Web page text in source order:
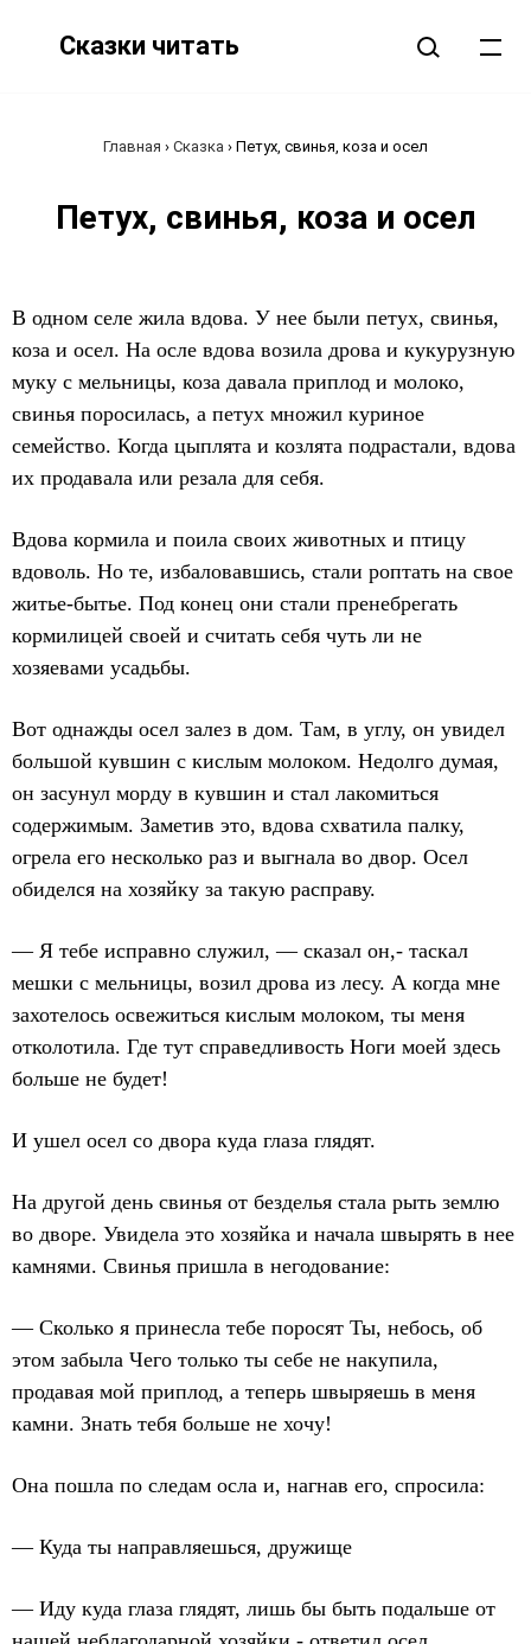
Сказки читать
Главная › Сказка › Петух, свинья, коза и осел
Петух, свинья, коза и осел
В одном селе жила вдова. У нее были петух, свинья,
коза и осел. На осле вдова возила дрова и кукурузную
муку с мельницы, коза давала приплод и молоко,
свинья поросилась, а петух множил куриное
семейство. Когда цыплята и козлята подрастали, вдова
их продавала или резала для себя.
Вдова кормила и поила своих животных и птицу
вдоволь. Но те, избаловавшись, стали роптать на свое
житье-бытье. Под конец они стали пренебрегать
кормилицей своей и считать себя чуть ли не
хозяевами усадьбы.
Вот однажды осел залез в дом. Там, в углу, он увидел
большой кувшин с кислым молоком. Недолго думая,
он засунул морду в кувшин и стал лакомиться
содержимым. Заметив это, вдова схватила палку,
огрела его несколько раз и выгнала во двор. Осел
обиделся на хозяйку за такую расправу.
— Я тебе исправно служил, — сказал он,- таскал
мешки с мельницы, возил дрова из лесу. А когда мне
захотелось освежиться кислым молоком, ты меня
отколотила. Где тут справедливость Ноги моей здесь
больше не будет!
И ушел осел со двора куда глаза глядят.
На другой день свинья от безделья стала рыть землю
во дворе. Увидела это хозяйка и начала швырять в нее
камнями. Свинья пришла в негодование:
— Сколько я принесла тебе поросят Ты, небось, об
этом забыла Чего только ты себе не накупила,
продавая мой приплод, а теперь швыряешь в меня
камни. Знать тебя больше не хочу!
Она пошла по следам осла и, нагнав его, спросила:
— Куда ты направляешься, дружище
— Иду куда глаза глядят, лишь бы быть подальше от